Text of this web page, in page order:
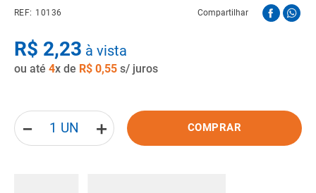
10136 Compartilhar
R$ 2,23 à vista
ou até 4x de R$ 0,55 s/ juros
＋
－ COMPRAR
5 revestimento
6º gabinete banheiro
7º telha fibrocimento
vaso sanitario caixa acoplada